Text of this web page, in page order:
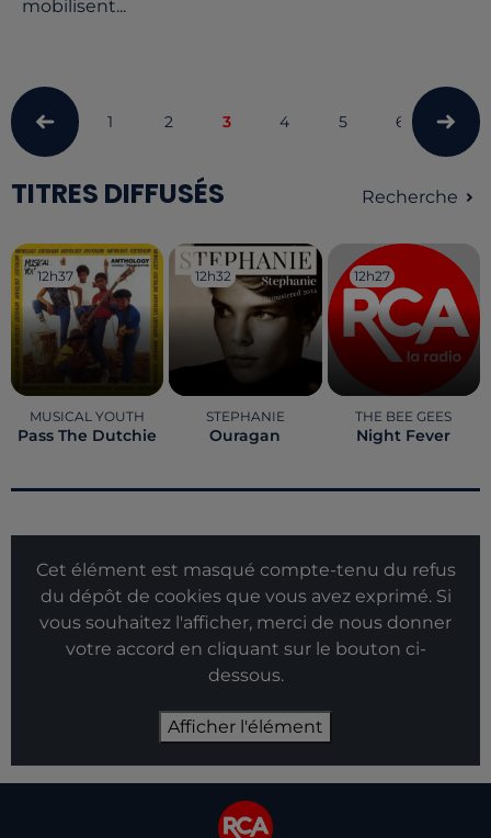
mobilisent...
1 2 3 4 5 6
TITRES DIFFUSÉS Recherche
12h37
12h37
MUSICAL YOUTH
Pass The Dutchie
12h32
12h32
STEPHANIE
Ouragan
12h27
12h27
THE BEE GEES
Night Fever
Cet élément est masqué compte-tenu du refus
du dépôt de cookies que vous avez exprimé. Si
vous souhaitez l'afficher, merci de nous donner
votre accord en cliquant sur le bouton ci-
dessous.
Afficher l'élément